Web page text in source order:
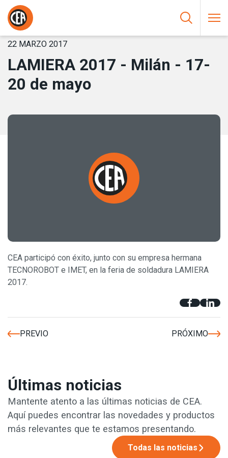
Saltar al contenido
HOME/
22 MARZO 2017
LAMIERA 2017 - Milán - 17-
20 de mayo
CEA participó con éxito, junto con su empresa hermana
TECNOROBOT e IMET, en la feria de soldadura LAMIERA
2017.
PREVIO PRÓXIMO
Últimas noticias
Mantente atento a las últimas noticias de CEA.
Aquí puedes encontrar las novedades y productos
más relevantes que te estamos presentando.
Todas las noticias